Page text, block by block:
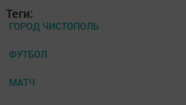
Теги:
ГОРОД ЧИСТОПОЛЬ
ФУТБОЛ
МАТЧ